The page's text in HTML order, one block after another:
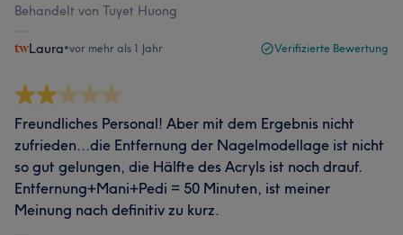
Behandelt von Tuyet Huong
Laura•vor mehr als 1 Jahr Verifizierte Bewertung
Freundliches Personal! Aber mit dem Ergebnis nicht
zufrieden...die Entfernung der Nagelmodellage ist nicht
so gut gelungen, die Hälfte des Acryls ist noch drauf.
Entfernung+Mani+Pedi = 50 Minuten, ist meiner
Meinung nach definitiv zu kurz.